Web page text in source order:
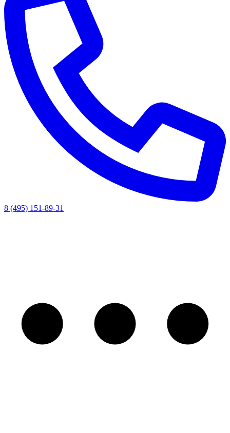
8 (495) 151-89-31